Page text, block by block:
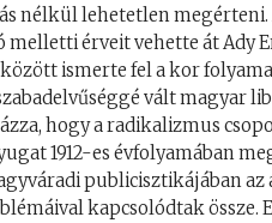
nélkül lehetetlen
érveit vehette át Ady
ismerte fel a kor
vált magyar
hogy a radikalizmus
1912-es évfolyamában
publicisztikájában
kapcsolódtak össze.